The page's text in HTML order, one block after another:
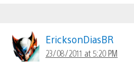
EricksonDiasBR
23/08/2011 at 5:20 PM